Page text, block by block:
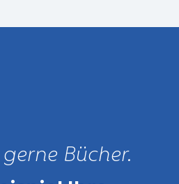
Bücher.